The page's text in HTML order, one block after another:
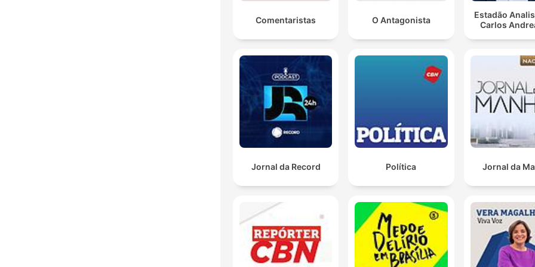
Comentaristas O Antagonista
Estadão
Carlos
Jornal da Record Política Jornal da